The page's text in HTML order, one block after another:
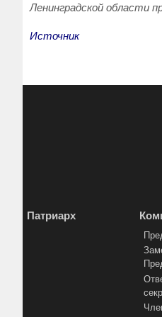
Ленинградской области
Источник
Патриарх